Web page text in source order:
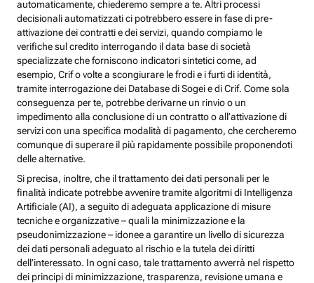
automaticamente, chiederemo sempre a te. Altri processi
decisionali automatizzati ci potrebbero essere in fase di pre-
attivazione dei contratti e dei servizi, quando compiamo le
verifiche sul credito interrogando il data base di società
specializzate che forniscono indicatori sintetici come, ad
esempio, Crif o volte a scongiurare le frodi e i furti di identità,
tramite interrogazione dei Database di Sogei e di Crif. Come sola
conseguenza per te, potrebbe derivarne un rinvio o un
impedimento alla conclusione di un contratto o all’attivazione di
servizi con una specifica modalità di pagamento, che cercheremo
comunque di superare il più rapidamente possibile proponendoti
delle alternative.
Si precisa, inoltre, che il trattamento dei dati personali per le
finalità indicate potrebbe avvenire tramite algoritmi di Intelligenza
Artificiale (AI), a seguito di adeguata applicazione di misure
tecniche e organizzative – quali la minimizzazione e la
pseudonimizzazione – idonee a garantire un livello di sicurezza
dei dati personali adeguato al rischio e la tutela dei diritti
dell’interessato. In ogni caso, tale trattamento avverrà nel rispetto
dei principi di minimizzazione, trasparenza, revisione umana e